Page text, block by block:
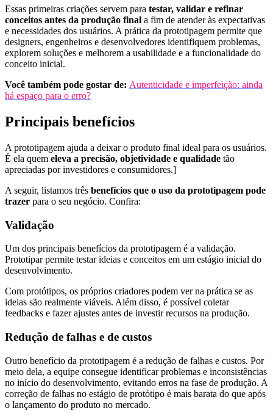
Essas primeiras criações servem para testar, validar e refinar
conceitos antes da produção final a fim de atender às expectativas
e necessidades dos usuários. A prática da prototipagem permite que
designers, engenheiros e desenvolvedores identifiquem problemas,
explorem soluções e melhorem a usabilidade e a funcionalidade do
conceito inicial.
Você também pode gostar de: Autenticidade e imperfeição: ainda
há espaço para o erro?
Principais benefícios
A prototipagem ajuda a deixar o produto final ideal para os usuários.
É ela quem eleva a precisão, objetividade e qualidade tão
apreciadas por investidores e consumidores.]
A seguir, listamos três benefícios que o uso da prototipagem pode
trazer para o seu negócio. Confira:
Validação
Um dos principais benefícios da prototipagem é a validação.
Prototipar permite testar ideias e conceitos em um estágio inicial do
desenvolvimento.
Com protótipos, os próprios criadores podem ver na prática se as
ideias são realmente viáveis. Além disso, é possível coletar
feedbacks e fazer ajustes antes de investir recursos na produção.
Redução de falhas e de custos
Outro benefício da prototipagem é a redução de falhas e custos. Por
meio dela, a equipe consegue identificar problemas e inconsistências
no início do desenvolvimento, evitando erros na fase de produção. A
correção de falhas no estágio de protótipo é mais barata do que após
o lançamento do produto no mercado.